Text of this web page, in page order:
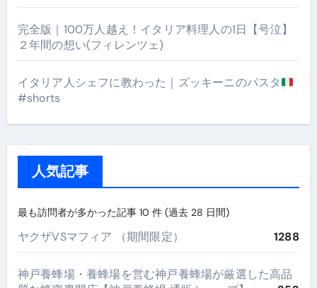
完全版｜100万人越え！イタリア料理人の1日【号泣】
２年間の想い(フィレンツェ)
イタリア人シェフに教わった｜ズッキーニのパスタ
#shorts
人気記事
最も訪問者が多かった記事 10 件 (過去 28 日間)
ヤクザVSマフィア （期間限定） 1288
神戸養蜂場・養蜂場を営む神戸養蜂場が厳選した高品